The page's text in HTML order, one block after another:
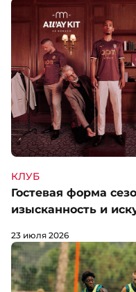
КЛУБ
Гостевая форма
изысканность и
23 июля 2026